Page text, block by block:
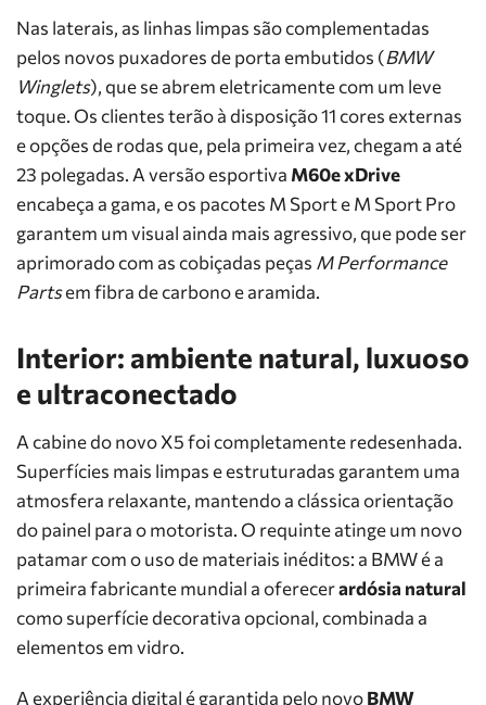
Nas laterais, as linhas limpas são complementadas
pelos novos puxadores de porta embutidos (BMW
Winglets), que se abrem eletricamente com um leve
toque. Os clientes terão à disposição 11 cores externas
e opções de rodas que, pela primeira vez, chegam a até
23 polegadas. A versão esportiva M60e xDrive
encabeça a gama, e os pacotes M Sport e M Sport Pro
garantem um visual ainda mais agressivo, que pode ser
aprimorado com as cobiçadas peças M Performance
Partsem fibra de carbono e aramida.
Interior: ambiente natural, luxuoso
e ultraconectado
A cabine do novo X5 foi completamente redesenhada.
Superfícies mais limpas e estruturadas garantem uma
atmosfera relaxante, mantendo a clássica orientação
do painel para o motorista. O requinte atinge um novo
patamar com o uso de materiais inéditos: a BMW é a
primeira fabricante mundial a oferecerardósia natural
como superfície decorativa opcional, combinada a
elementos em vidro.
A experiência digital é garantida pelo novoBMW